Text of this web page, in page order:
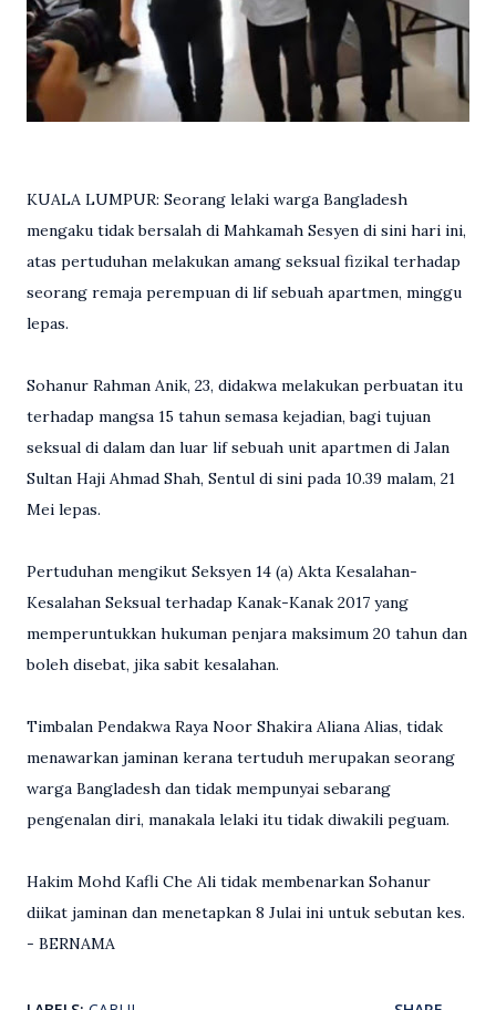
KUALA LUMPUR: Seorang lelaki warga Bangladesh
mengaku tidak bersalah di Mahkamah Sesyen di sini hari ini,
atas pertuduhan melakukan amang seksual fizikal terhadap
seorang remaja perempuan di lif sebuah apartmen, minggu
lepas.
Sohanur Rahman Anik, 23, didakwa melakukan perbuatan itu
terhadap mangsa 15 tahun semasa kejadian, bagi tujuan
seksual di dalam dan luar lif sebuah unit apartmen di Jalan
Sultan Haji Ahmad Shah, Sentul di sini pada 10.39 malam, 21
Mei lepas.
Pertuduhan mengikut Seksyen 14 (a) Akta Kesalahan-
Kesalahan Seksual terhadap Kanak-Kanak 2017 yang
memperuntukkan hukuman penjara maksimum 20 tahun dan
boleh disebat, jika sabit kesalahan.
Timbalan Pendakwa Raya Noor Shakira Aliana Alias, tidak
menawarkan jaminan kerana tertuduh merupakan seorang
warga Bangladesh dan tidak mempunyai sebarang
pengenalan diri, manakala lelaki itu tidak diwakili peguam.
Hakim Mohd Kafli Che Ali tidak membenarkan Sohanur
diikat jaminan dan menetapkan 8 Julai ini untuk sebutan kes.
- BERNAMA